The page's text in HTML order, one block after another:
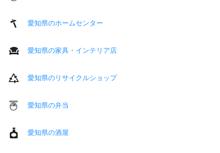
愛知県のホームセンター
愛知県の家具・インテリア店
愛知県のリサイクルショップ
愛知県の弁当
愛知県の酒屋